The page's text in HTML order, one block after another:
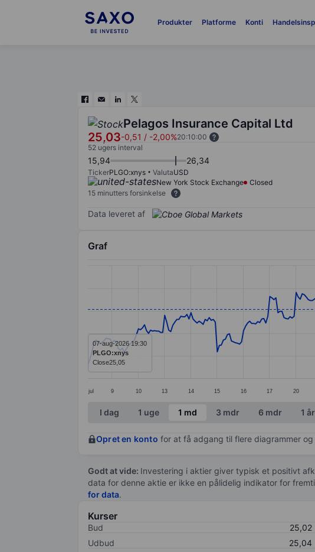
Produkter Platforme Konti
Pelagos Insurance Capital Ltd
25,03-0,51 / -2,00%20:10:00
52 ugers interval
15,94 26,34
TickerPLGO:xnys ValutaUSD
New York Stock Exchange
Closed
15 minutters forsinkelse
Data leveret af
Graf
The chart has 1 X axis displaying categories.
The chart has 1 Y axis displaying values. Data
jul 9 10 13 14 15 16 17 20
07-aug-2026 19:30
PLGO:xnys
Close25,05
End of interactive chart.
I dag 1 uge 1 md 3 mdr 6 mdr 1 år
Opret en konto for at få adgang til flere diagrammer
Godt at vide: Investering i aktier giver typisk et positivt
data for denne aktie er ikke en pålidelig indikator for
for data.
Kurser
Bud 25,02
Udbud
25,04